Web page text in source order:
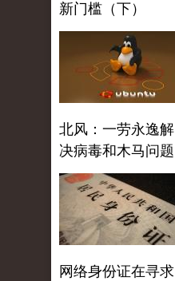
新门槛（下）
北风：一劳永逸解
决病毒和木马问题
网络身份证在寻求